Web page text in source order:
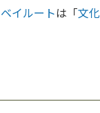
ベイルートは「文化